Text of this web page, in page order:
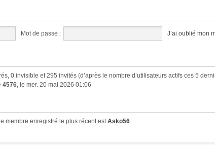
Mot de passe : J’ai oublié mon
0 invisible et 295 invités (d’après le nombre d’utilisateurs actifs ces 5
4576, le mer. 20 mai 2026 01:06
membre enregistré le plus récent estAsko56.